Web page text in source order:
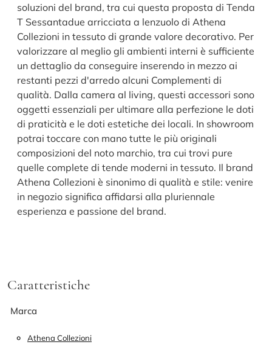
soluzioni del brand, tra cui questa proposta di Tenda
T Sessantadue arricciata a lenzuolo di Athena
Collezioni in tessuto di grande valore decorativo. Per
valorizzare al meglio gli ambienti interni è sufficiente
un dettaglio da conseguire inserendo in mezzo ai
restanti pezzi d'arredo alcuni Complementi di
qualità. Dalla camera al living, questi accessori sono
oggetti essenziali per ultimare alla perfezione le doti
di praticità e le doti estetiche dei locali. In showroom
potrai toccare con mano tutte le più originali
composizioni del noto marchio, tra cui trovi pure
quelle complete di tende moderni in tessuto. Il brand
Athena Collezioni è sinonimo di qualità e stile: venire
in negozio significa affidarsi alla pluriennale
esperienza e passione del brand.
Caratteristiche
Marca
Athena Collezioni